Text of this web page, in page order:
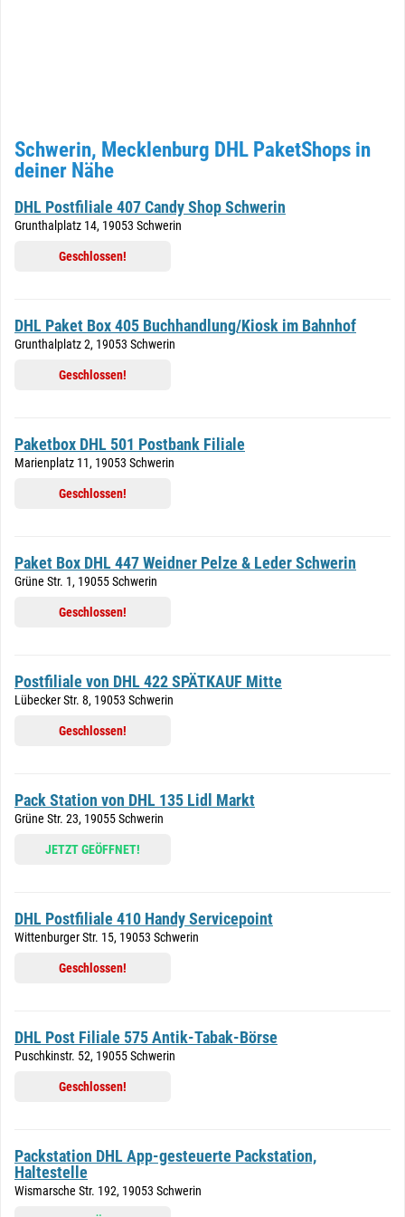
Schwerin, Mecklenburg DHL PaketShops in
deiner Nähe
DHL Postfiliale 407 Candy Shop Schwerin
Grunthalplatz 14, 19053 Schwerin
Geschlossen!
DHL Paket Box 405 Buchhandlung/Kiosk im Bahnhof
Grunthalplatz 2, 19053 Schwerin
Geschlossen!
Paketbox DHL 501 Postbank Filiale
Marienplatz 11, 19053 Schwerin
Geschlossen!
Paket Box DHL 447 Weidner Pelze & Leder Schwerin
Grüne Str. 1, 19055 Schwerin
Geschlossen!
Postfiliale von DHL 422 SPÄTKAUF Mitte
Lübecker Str. 8, 19053 Schwerin
Geschlossen!
Pack Station von DHL 135 Lidl Markt
Grüne Str. 23, 19055 Schwerin
JETZT GEÖFFNET!
DHL Postfiliale 410 Handy Servicepoint
Wittenburger Str. 15, 19053 Schwerin
Geschlossen!
DHL Post Filiale 575 Antik-Tabak-Börse
Puschkinstr. 52, 19055 Schwerin
Geschlossen!
Packstation DHL App-gesteuerte Packstation,
Haltestelle
Wismarsche Str. 192, 19053 Schwerin